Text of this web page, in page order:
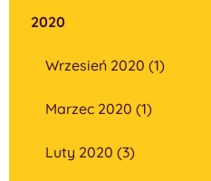
2020
Wrzesień 2020 (1)
Marzec 2020 (1)
Luty 2020 (3)